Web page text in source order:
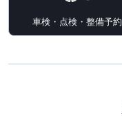
車検・点検・整備予約